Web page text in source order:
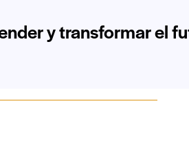
y transformar el